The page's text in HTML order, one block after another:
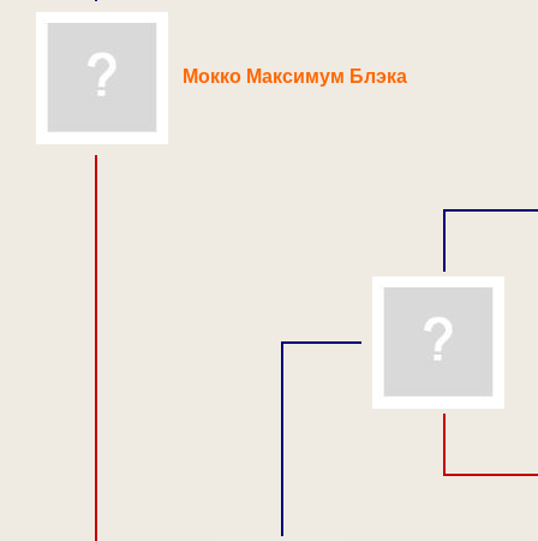
Мокко Максимум Блэка